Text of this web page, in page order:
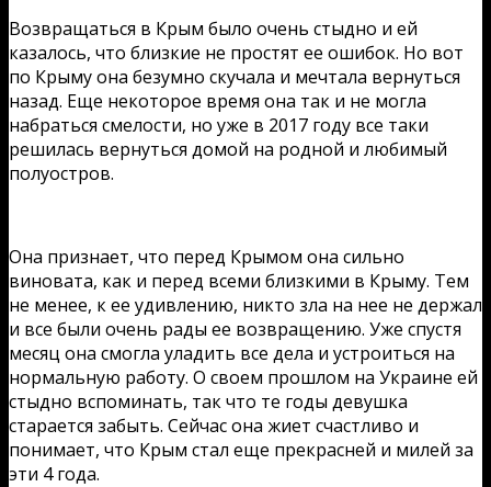
Возвращаться в Крым было очень стыдно и ей
казалось, что близкие не простят ее ошибок. Но вот
по Крыму она безумно скучала и мечтала вернуться
назад. Еще некоторое время она так и не могла
набраться смелости, но уже в 2017 году все таки
решилась вернуться домой на родной и любимый
полуостров.
Она признает, что перед Крымом она сильно
виновата, как и перед всеми близкими в Крыму. Тем
не менее, к ее удивлению, никто зла на нее не держал
и все были очень рады ее возвращению. Уже спустя
месяц она смогла уладить все дела и устроиться на
нормальную работу. О своем прошлом на Украине ей
стыдно вспоминать, так что те годы девушка
старается забыть. Сейчас она жиет счастливо и
понимает, что Крым стал еще прекрасней и милей за
эти 4 года.